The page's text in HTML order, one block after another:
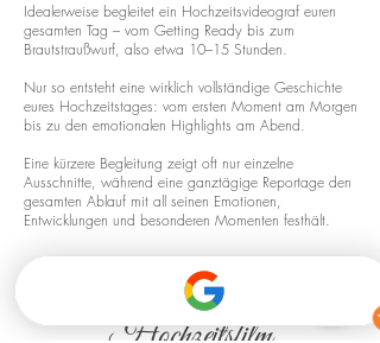
Idealerweise begleitet ein Hochzeitsvideograf euren
gesamten Tag – vom Getting Ready bis zum
Brautstraußwurf, also etwa 10–15 Stunden.
Nur so entsteht eine wirklich vollständige Geschichte
eures Hochzeitstages: vom ersten Moment am Morgen
bis zu den emotionalen Highlights am Abend.
Eine kürzere Begleitung zeigt oft nur einzelne
Ausschnitte, während eine ganztägige Reportage den
gesamten Ablauf mit all seinen Emotionen,
Entwicklungen und besonderen Momenten festhält.
Drohnenaufnahmen für euren